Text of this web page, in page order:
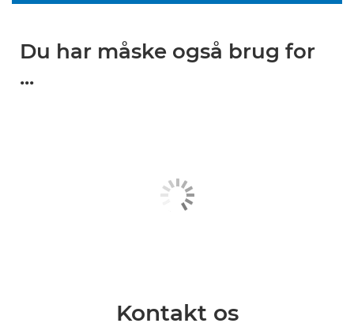
Du har måske også brug for
...
Kontakt os